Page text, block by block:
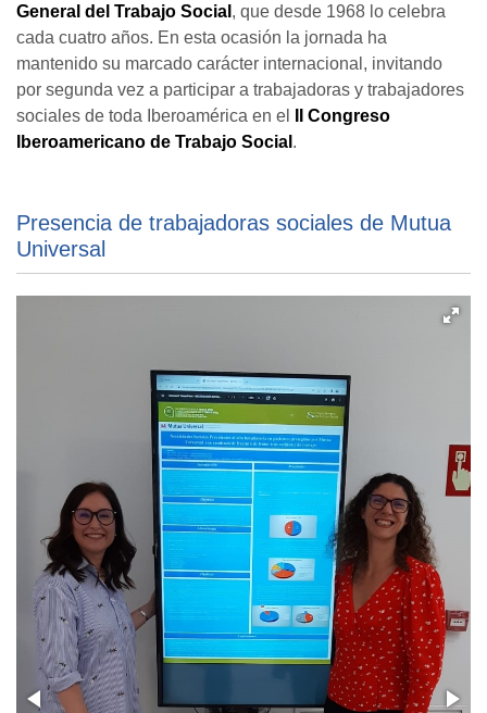
General del Trabajo Social , que desde 1968 lo celebra
cada cuatro años. En esta ocasión la jornada ha
mantenido su marcado carácter internacional, invitando
por segunda vez a participar a trabajadoras y trabajadores
sociales de toda Iberoamérica en el
II Congreso
Iberoamericano de Trabajo Social .
Presencia de trabajadoras sociales de Mutua
Universal